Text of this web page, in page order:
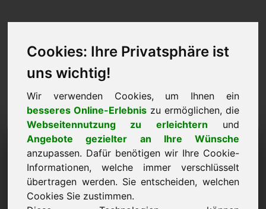
Cookies: Ihre Privatsphäre ist
uns wichtig!
Wir verwenden Cookies, um Ihnen ein
besseres Online-Erlebnis zu ermöglichen, die
Webseitennutzung zu erleichtern und
Angebote gezielter an Ihre Wünsche
anzupassen. Dafür benötigen wir Ihre Cookie-
Informationen, welche immer verschlüsselt
übertragen werden. Sie entscheiden, welchen
Cookies Sie zustimmen.
Kaufanfrage: cervantes.eu
Ich möchte die Domain zum Preis von 500,00
Euro netto erwerben.
Name, Firma